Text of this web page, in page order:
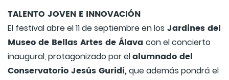
TALENTO JOVEN E INNOVACIÓN
El festival abre el 11 de septiembre en los Jardines del
Museo de Bellas Artes de Álava con el concierto
inaugural, protagonizado por elalumnado del
Conservatorio Jesús Guridi,que además pondrá el